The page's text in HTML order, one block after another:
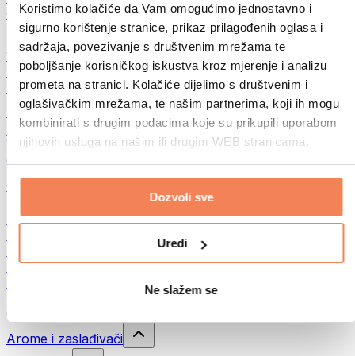
Koristimo kolačiće da Vam omogućimo jednostavno i
sigurno korištenje stranice, prikaz prilagođenih oglasa i
sadržaja, povezivanje s društvenim mrežama te
poboljšanje korisničkog iskustva kroz mjerenje i analizu
prometa na stranici. Kolačiće dijelimo s društvenim i
oglašivačkim mrežama, te našim partnerima, koji ih mogu
kombinirati s drugim podacima koje su prikupili uporabom
njihovih usluga na našim ili drugim WEB stranicama.
Dozvoli sve
Uredi
Ne slažem se
Ostalo
Maslac od oraha
100% namazi iz orašastih plodova
Slatki namazi od orašastih plodova
Proteinski namazi od orašastih plodova
Superfood
Zelena superhrana
Vlakna
Ostala superhrana
Grickalice
Suho meso
Proteinski čips
Ostali snackovi
Arome i zaslađivači